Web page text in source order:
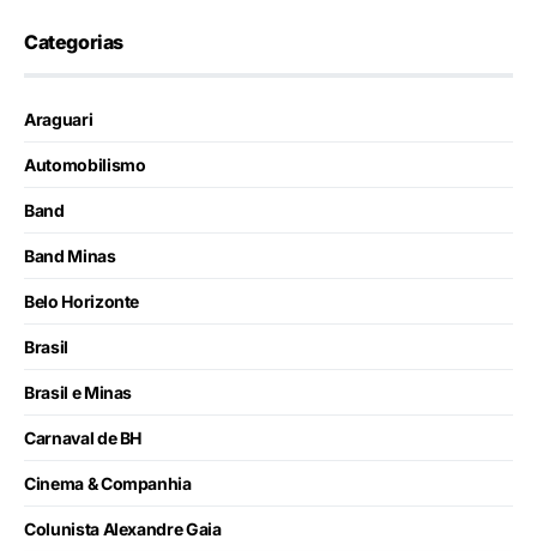
Categorias
Araguari
Automobilismo
Band
Band Minas
Belo Horizonte
Brasil
Brasil e Minas
Carnaval de BH
Cinema & Companhia
Colunista Alexandre Gaia